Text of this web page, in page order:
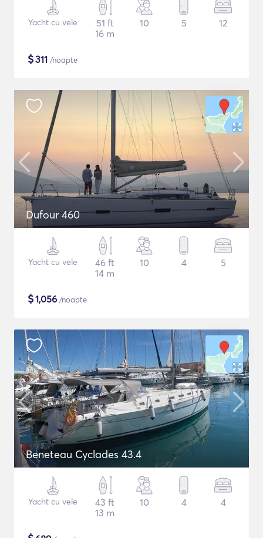
Yacht cu vele
51 ft
16 m
10 5 12
$311 /noapte
Dufour 460
Yacht cu vele
46 ft
14 m
10 4 5
$1,056 /noapte
Beneteau Cyclades 43.4
Yacht cu vele
43 ft
13 m
10 4 4